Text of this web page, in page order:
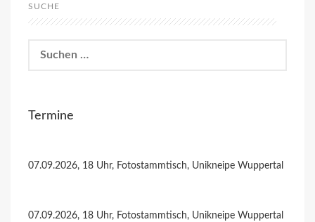
SUCHE
nach:
Termine
07.09.2026, 18 Uhr, Fotostammtisch, Unikneipe Wuppertal
07.09.2026, 18 Uhr, Fotostammtisch, Unikneipe Wuppertal